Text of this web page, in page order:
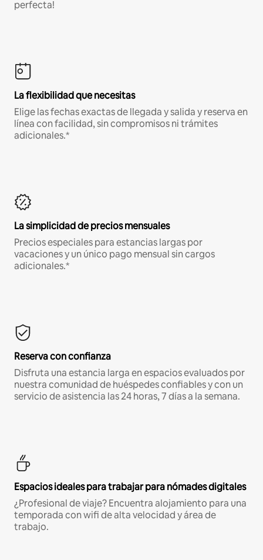
perfecta!
La flexibilidad que necesitas
Elige las fechas exactas de llegada y salida y reserva en
línea con facilidad, sin compromisos ni trámites
adicionales.*
La simplicidad de precios mensuales
Precios especiales para estancias largas por
vacaciones y un único pago mensual sin cargos
adicionales.*
Reserva con confianza
Disfruta una estancia larga en espacios evaluados por
nuestra comunidad de huéspedes confiables y con un
servicio de asistencia las 24 horas, 7 días a la semana.
Espacios ideales para trabajar para nómades digitales
¿Profesional de viaje? Encuentra alojamiento para una
temporada con wifi de alta velocidad y área de
trabajo.